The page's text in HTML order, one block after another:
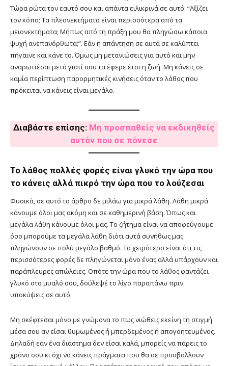
Τώρα ρώτα τον εαυτό σου και απάντα ειλικρινά σε αυτό: “Αξίζει
τον κόπο; Τα πλεονεκτήματα είναι περισσότερα από τα
μειονεκτήματα; Μήπως από τη πράξη μου θα πληγώσω κάποια
ψυχή ανεπανόρθωτα;”. Εάν η απάντηση σε αυτά σε καλύπτει
πήγαινε και κάνε το. Όμως μη μετανιώσεις για αυτό και μην
αναρωτιέσαι μετά γιατί σου τα έφερε έτσι η ζωή. Μη κάνεις σε
καμία περίπτωση παρορμητικές κινήσεις όταν το λάθος που
πρόκειται να κάνεις είναι μεγάλο.
Διαβάστε επίσης: Μη προσπαθείς να εκδικηθείς
αυτόν που σε πόνεσε
Το λάθος πολλές φορές είναι γλυκό την ώρα που
το κάνεις αλλά πικρό την ώρα που το λούζεσαι
Φυσικά, σε αυτό το άρθρο δε μιλάω για μικρά λάθη. Λάθη μικρά
κάνουμε όλοι μας ακόμη και σε καθημερινή βάση. Όπως και
μεγάλα λάθη κάνουμε όλοι μας. Το ζήτημα είναι να αποφεύγουμε
όσο μπορούμε τα μεγάλα λάθη διότι αυτά συνήθως μας
πληγώνουν σε πολύ μεγάλο βαθμό. Το χειρότερο είναι ότι τις
περισσότερες φορές δε πληγώνεται μόνο ένας αλλά υπάρχουν και
παράπλευρες απώλειες. Οπότε την ώρα που το λάθος φαντάζει
γλυκό στο μυαλό σου, δούλεψέ το λίγο παραπάνω πριν
υποκύψεις σε αυτό.
Μη σκέφτεσαι μόνο με γνώμονα το πως νιώθεις εκείνη τη στιγμή
μέσα σου αν είσαι θυμωμένος ή μπερδεμένος ή απογοητευμένος.
Δηλαδή εάν ένα διάστημα δεν είσαι καλά, μπορείς να πάρεις το
χρόνο σου κι όχι να κάνεις πράγματα που θα σε προσβάλλουν